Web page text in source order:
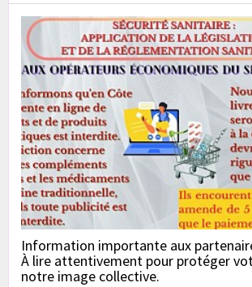
Information importante aux
À lire attentivement pour protéger
notre image collective.